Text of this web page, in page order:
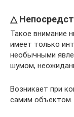
△
Такое внимание
имеет только
необычными
шумом,
Возникает при
самим объектом.